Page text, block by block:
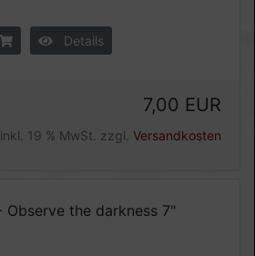
Details
7,00 EUR
inkl. 19 % MwSt. zzgl. Versandkosten